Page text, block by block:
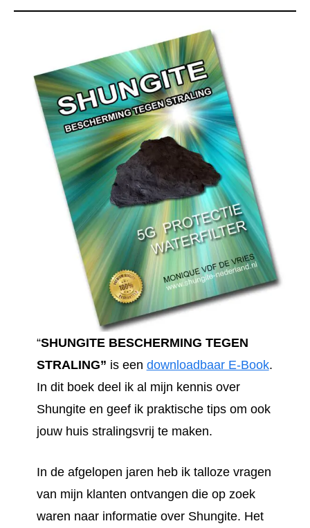
“SHUNGITE BESCHERMING TEGEN
STRALING” is een downloadbaar E-Book.
In dit boek deel ik al mijn kennis over
Shungite en geef ik praktische tips om ook
jouw huis stralingsvrij te maken.
In de afgelopen jaren heb ik talloze vragen
van mijn klanten ontvangen die op zoek
waren naar informatie over Shungite. Het